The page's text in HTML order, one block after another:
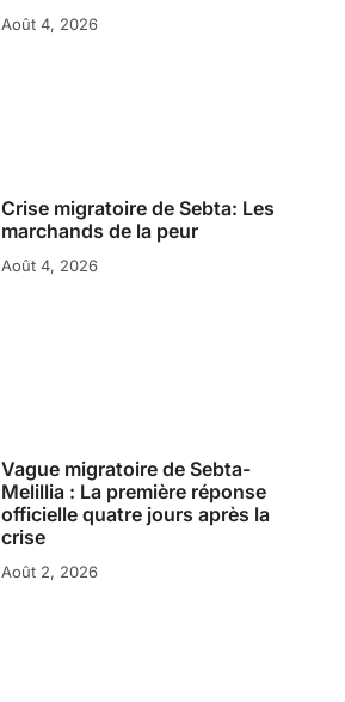
Août 4, 2026
Crise migratoire de Sebta: Les
marchands de la peur
Août 4, 2026
Vague migratoire de Sebta-
Melillia : La première réponse
officielle quatre jours après la
crise
Août 2, 2026